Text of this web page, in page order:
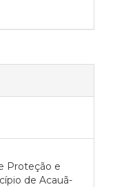
Proteção e
de Acauã-